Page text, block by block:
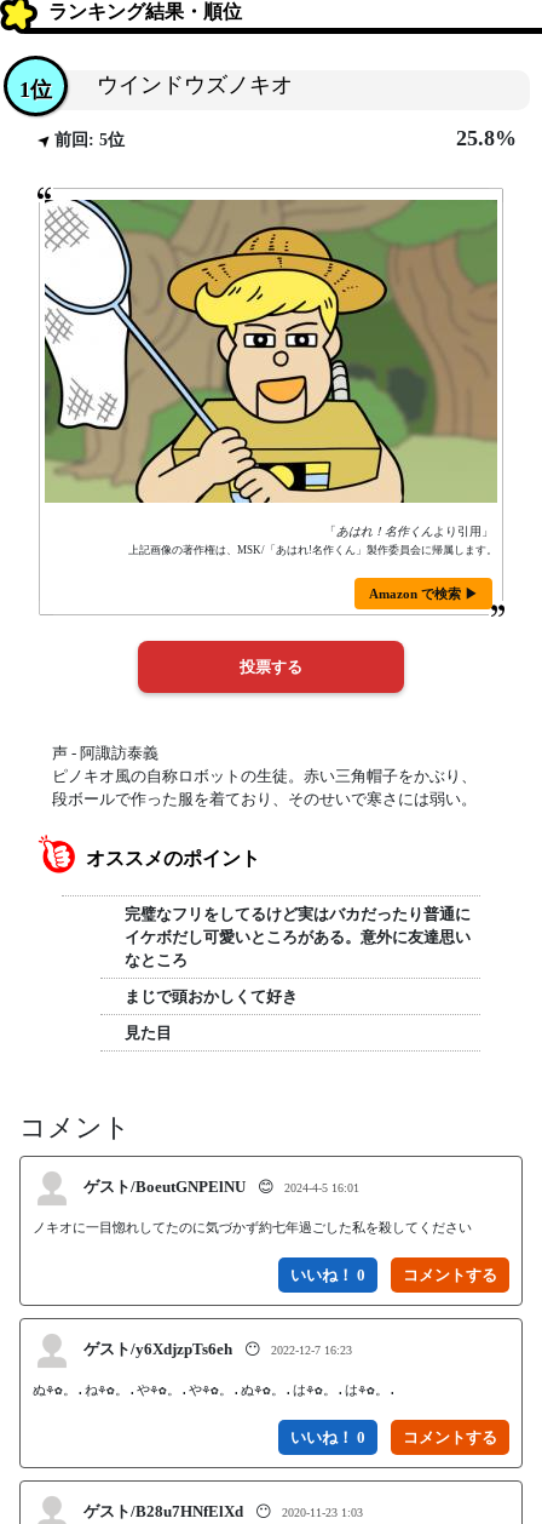
ランキング結果・順位
ウインドウズノキオ
1位
前回: 5位 25.8%
「あはれ！名作くん より引用」
上記画像の著作権は、MSK/「あはれ!名作くん」製作委員会に帰属します。
Amazon で検索 ▶
声 - 阿諏訪泰義
ピノキオ風の自称ロボットの生徒。赤い三角帽子をかぶり、
段ボールで作った服を着ており、そのせいで寒さには弱い。
オススメのポイント
完璧なフリをしてるけど実はバカだったり普通に
イケボだし可愛いところがある。意外に友達思い
なところ
まじで頭おかしくて好き
見た目
コメント
ゲスト/BoeutGNPElNU 😊 2024-4-5 16:01
ノキオに一目惚れしてたのに気づかず約七年過ごした私を殺してください
いいね！ 0
ゲスト/y6XdjzpTs6eh 😶 2022-12-7 16:23
ぬ⚘✿。.ね⚘✿。.や⚘✿。.や⚘✿。.ぬ⚘✿。.は⚘✿。.は⚘✿。.
いいね！ 0
ゲスト/B28u7HNfElXd 😶 2020-11-23 1:03